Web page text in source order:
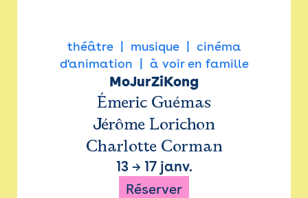
théâtre musique
cinéma
d'animation
à voir en famille
MoJurZiKong
Émeric Guémas
Jérôme Lorichon
Charlotte Corman
13→ 17 janv.
Réserver